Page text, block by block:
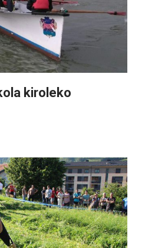
kiroleko